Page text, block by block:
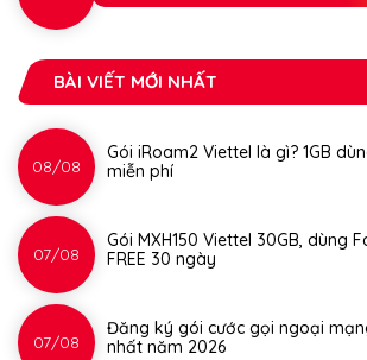
BÀI VIẾT MỚI NHẤT
08/08
Gói iRoam2 Viettel là gì? 1GB
miễn phí
07/08
Gói MXH150 Viettel 30GB, dùng
FREE 30 ngày
07/08
Đăng ký gói cước gọi ngoại
nhất năm 2026